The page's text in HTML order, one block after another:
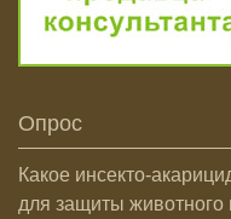
Опрос
Какое инсекто-
для защиты животного